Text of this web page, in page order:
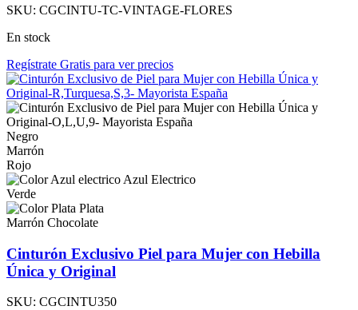
SKU: CGCINTU-TC-VINTAGE-FLORES
En stock
Regístrate Gratis para ver precios
Negro
Marrón
Rojo
Azul Electrico
Verde
Plata
Marrón Chocolate
Cinturón Exclusivo Piel para Mujer con Hebilla
Única y Original
SKU: CGCINTU350